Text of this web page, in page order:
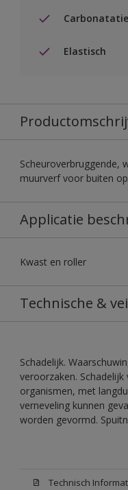
Elastisch
Scheuroverbruggende,
muurverf voor buiten
Applicatie
Kwast en roller
Technische &
Schadelijk.
veroorzaken.
organismen, met
verneveling kunnen
worden gevormd.
Technisch